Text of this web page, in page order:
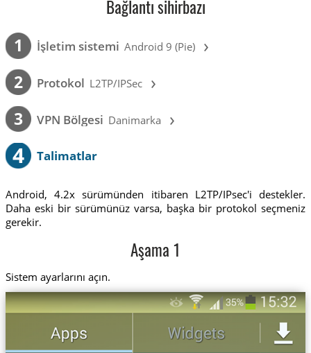
Bağlantı sihirbazı
1 İşletim sistemi Android 9 (Pie) ›
2 Protokol L2TP/IPSec ›
3 VPN Bölgesi Danimarka ›
4 Talimatlar
Android, 4.2x sürümünden itibaren L2TP/IPsec'i destekler.
Daha eski bir sürümünüz varsa, başka bir protokol seçmeniz
gerekir.
Aşama 1
Sistem ayarlarını açın.